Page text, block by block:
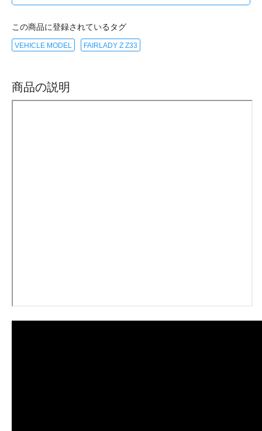
この商品に登録されているタグ
VEHICLE MODEL FAIRLADY Z Z33
商品の説明